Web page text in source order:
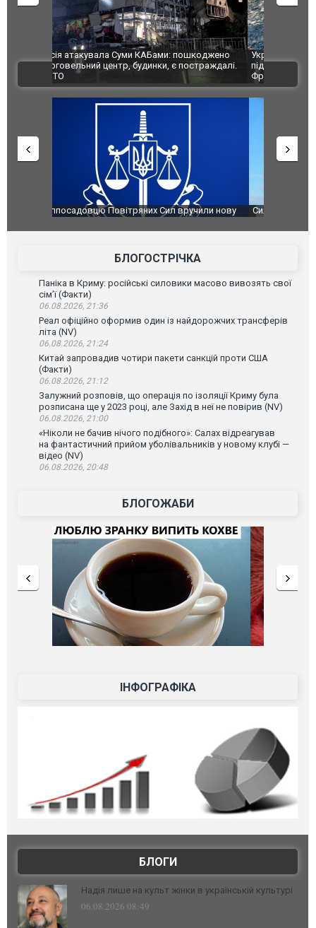
Українські надзвичайники врятували козуленя
під час ліквідації масштабної лісової пожежі у
Франції
СБУ за
Болгарії
ВІДЕО
Сили оборони уразили Ярославський НПЗ:
атаку. ВІДЕО
Неймар
БЛОГОСТРІЧКА
Паніка в Криму: російські силовики масово вивозять свої
сім’ї (Факти)
06.08.2026, 21:36
Реал офіційно оформив один із найдорожчих трансферів
літа (NV)
06.08.2026, 21:24
Китай запровадив чотири пакети санкцій проти США
(Факти)
06.08.2026, 21:12
Залужний розповів, що операція по ізоляції Криму була
розписана ще у 2023 році, але Захід в неї не повірив (NV)
06.08.2026, 21:00
«Ніколи не бачив нічого подібного»: Салах відреагував
на фантастичний прийом уболівальників у новому клубі —
відео (NV)
06.08.2026, 20:48
БЛОГОЖАБИ
ІНФОГРАФІКА
БЛОГИ
Надія лише на культ жінки в українській культурі
06.08.2026 08:49